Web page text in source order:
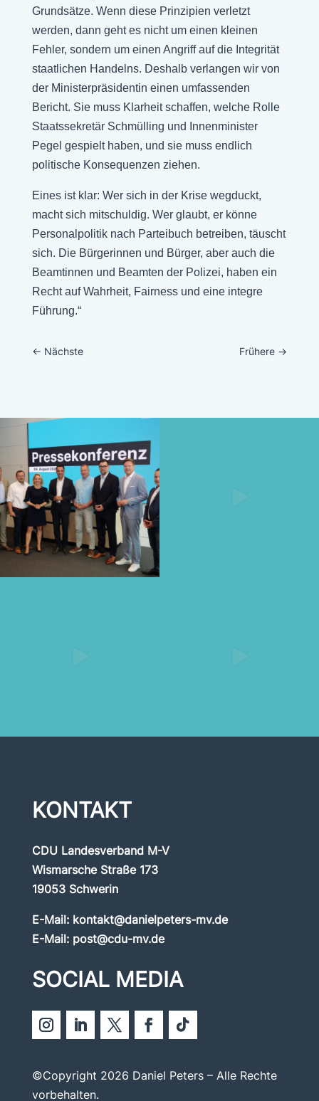
Grundsätze. Wenn diese Prinzipien verletzt
werden, dann geht es nicht um einen kleinen
Fehler, sondern um einen Angriff auf die Integrität
staatlichen Handelns. Deshalb verlangen wir von
der Ministerpräsidentin einen umfassenden
Bericht. Sie muss Klarheit schaffen, welche Rolle
Staatssekretär Schmülling und Innenminister
Pegel gespielt haben, und sie muss endlich
politische Konsequenzen ziehen.
Eines ist klar: Wer sich in der Krise wegduckt,
macht sich mitschuldig. Wer glaubt, er könne
Personalpolitik nach Parteibuch betreiben, täuscht
sich. Die Bürgerinnen und Bürger, aber auch die
Beamtinnen und Beamten der Polizei, haben ein
Recht auf Wahrheit, Fairness und eine integre
Führung.“
← Nächste Frühere →
KONTAKT
CDU Landesverband M-V
Wismarsche Straße 173
19053 Schwerin
E-Mail: kontakt@danielpeters-mv.de
E-Mail: post@cdu-mv.de
SOCIAL MEDIA
©Copyright 2026 Daniel Peters – Alle Rechte
vorbehalten.